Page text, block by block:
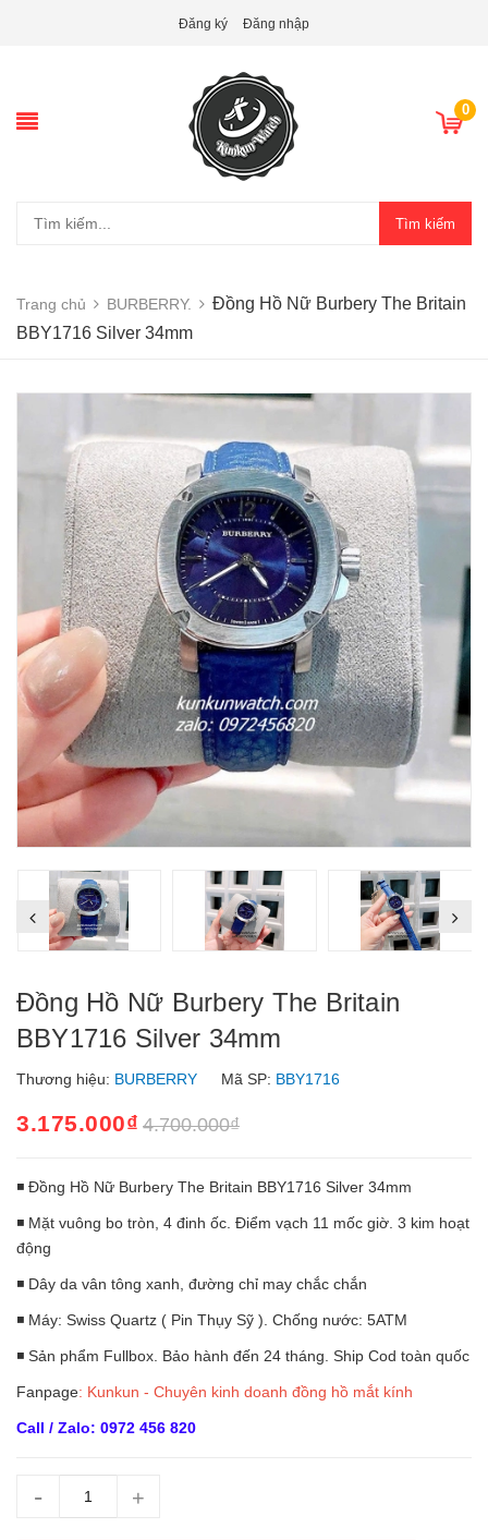
Đăng ký Đăng nhập
0
Tìm kiếm
Trang chủ BURBERRY.
Đồng Hồ Nữ Burbery The Britain
BBY1716 Silver 34mm
Đồng Hồ Nữ Burbery The Britain
BBY1716 Silver 34mm
Thương hiệu: BURBERRY Mã SP: BBY1716
3.175.000₫ 4.700.000₫
◾ Đồng Hồ Nữ Burbery The Britain BBY1716 Silver 34mm
◾ Mặt vuông bo tròn, 4 đinh ốc. Điểm vạch 11 mốc giờ. 3 kim hoạt
động
◾ Dây da vân tông xanh, đường chỉ may chắc chắn
◾ Máy: Swiss Quartz ( Pin Thụy Sỹ ). Chống nước: 5ATM
◾ Sản phẩm Fullbox. Bảo hành đến 24 tháng. Ship Cod toàn quốc
Fanpage: Kunkun - Chuyên kinh doanh đồng hồ mắt kính
Call / Zalo: 0972 456 820
- +